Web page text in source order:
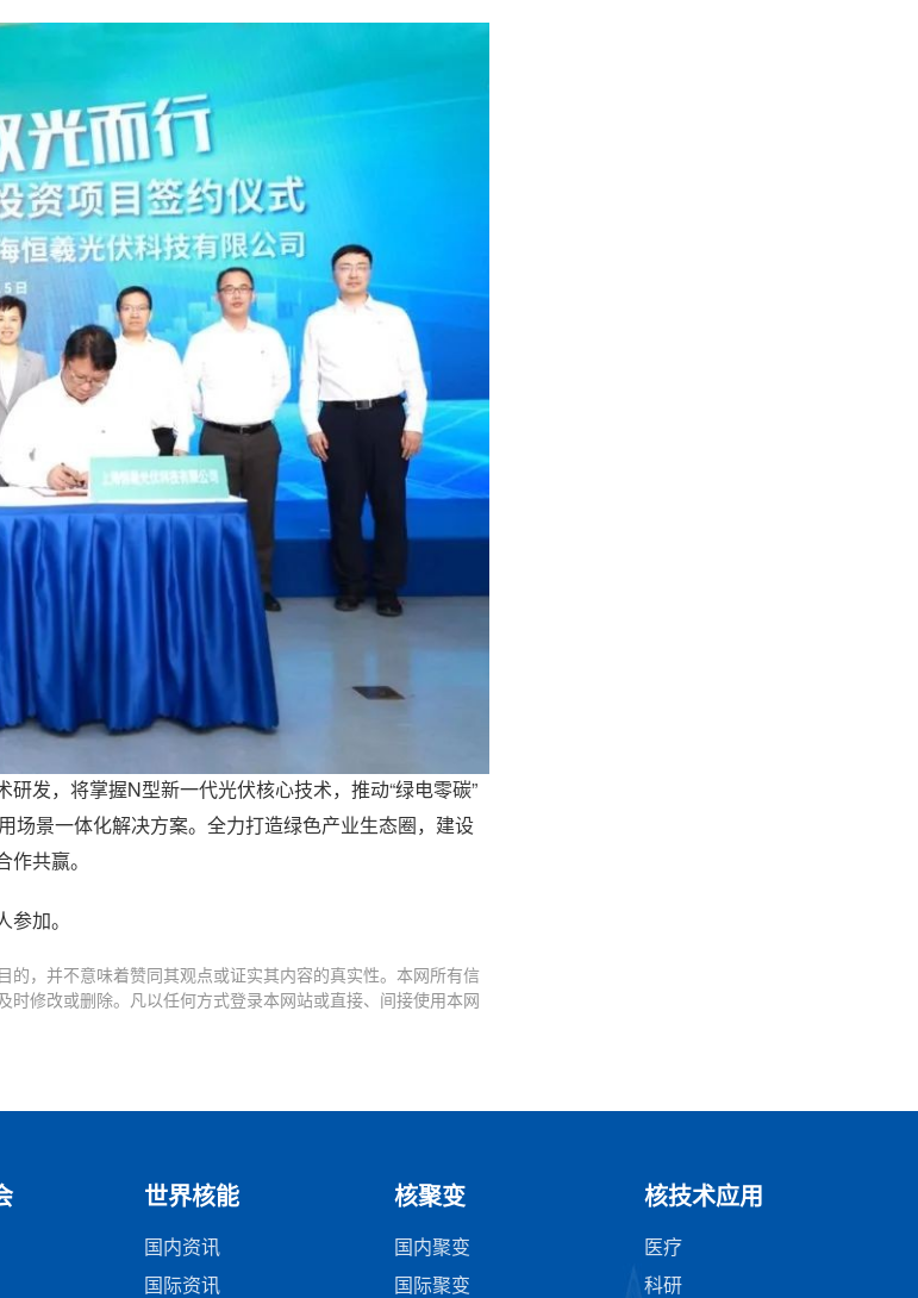
发，将掌握N型新一代光伏核心技术，推动“绿电零碳”
场景一体化解决方案。全力打造绿色产业生态圈，建设
共赢。
加。
，并不意味着赞同其观点或证实其内容的真实性。本网所有信
修改或删除。凡以任何方式登录本网站或直接、间接使用本网
世界核能
国内资讯
国际资讯
核聚变
国内聚变
国际聚变
核技术应用
医疗
科研